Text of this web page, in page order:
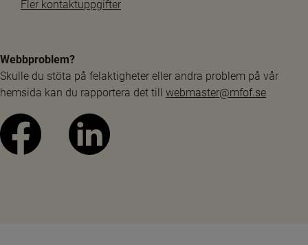
Fler kontaktuppgifter
Webbproblem?
Skulle du stöta på felaktigheter eller andra problem på vår
hemsida kan du rapportera det till webmaster@mfof.se